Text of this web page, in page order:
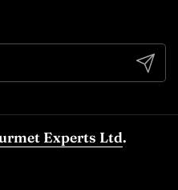
Experts Ltd.